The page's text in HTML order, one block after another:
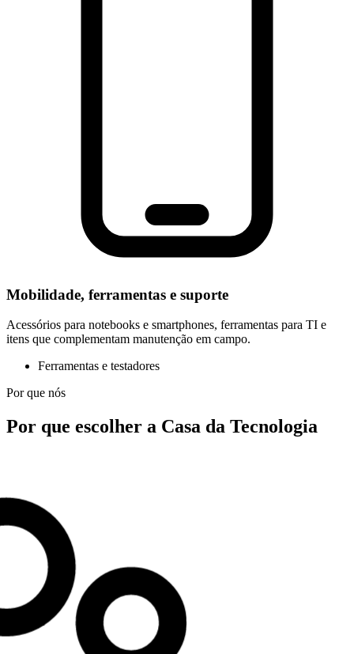
Mobilidade, ferramentas e suporte
Acessórios para notebooks e smartphones, ferramentas para TI e
itens que complementam manutenção em campo.
Ferramentas e testadores
Por que nós
Por que escolher a Casa da Tecnologia